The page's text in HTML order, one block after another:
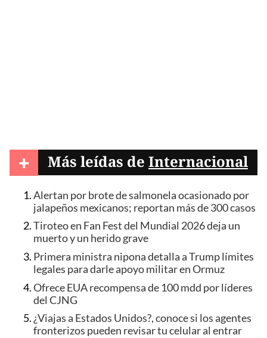
+ Más leídas de Internacional
Alertan por brote de salmonela ocasionado por
jalapeños mexicanos; reportan más de 300 casos
Tiroteo en Fan Fest del Mundial 2026 deja un
muerto y un herido grave
Primera ministra nipona detalla a Trump límites
legales para darle apoyo militar en Ormuz
Ofrece EUA recompensa de 100 mdd por líderes
del CJNG
¿Viajas a Estados Unidos?, conoce si los agentes
fronterizos pueden revisar tu celular al entrar